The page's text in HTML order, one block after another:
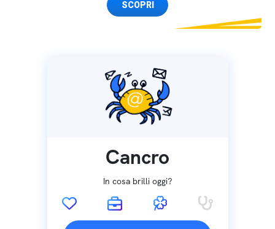
SCOPRI
Cancro
In cosa brilli oggi?